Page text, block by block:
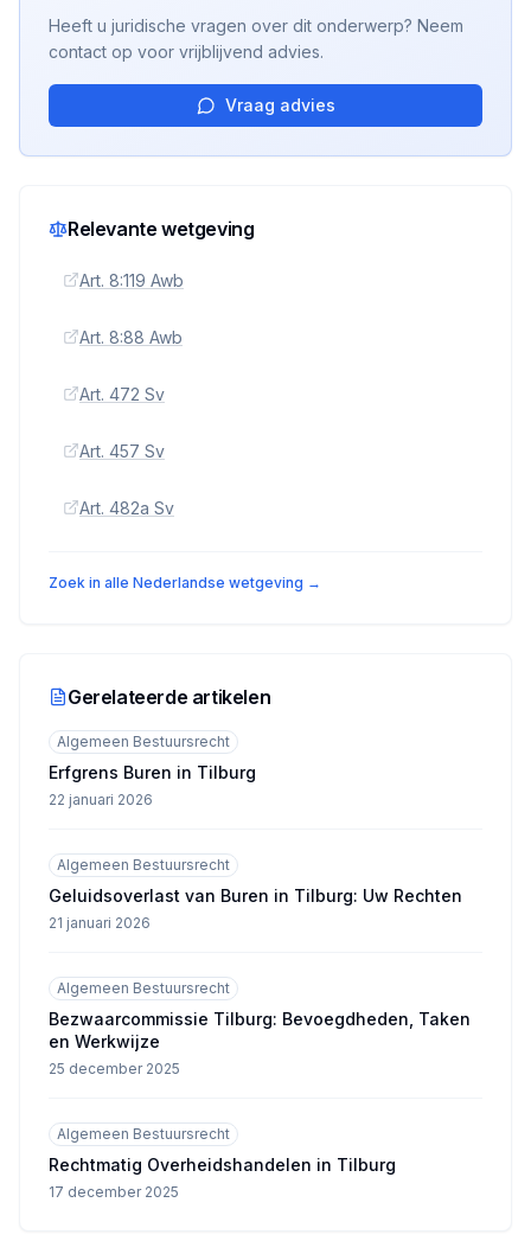
Heeft u juridische vragen over dit onderwerp? Neem
contact op voor vrijblijvend advies.
Vraag advies
Relevante wetgeving
Art. 8:119 Awb
Art. 8:88 Awb
Art. 472 Sv
Art. 457 Sv
Art. 482a Sv
Zoek in alle Nederlandse wetgeving →
Gerelateerde artikelen
Algemeen Bestuursrecht
Erfgrens Buren in Tilburg
22 januari 2026
Algemeen Bestuursrecht
Geluidsoverlast van Buren in Tilburg: Uw Rechten
21 januari 2026
Algemeen Bestuursrecht
Bezwaarcommissie Tilburg: Bevoegdheden, Taken
en Werkwijze
25 december 2025
Algemeen Bestuursrecht
Rechtmatig Overheidshandelen in Tilburg
17 december 2025